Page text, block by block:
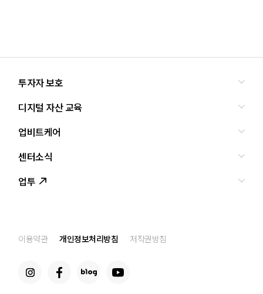
투자자 보호
올바른 투자란?
투자사기 유형과 예방
업비트 보호조치
디지털 자산 교육
교육
조사·연구
업비트케어
서비스안내
서비스신청
센터소식
인사말
공지사항
업투
이용약관 개인정보처리방침 저작권방침